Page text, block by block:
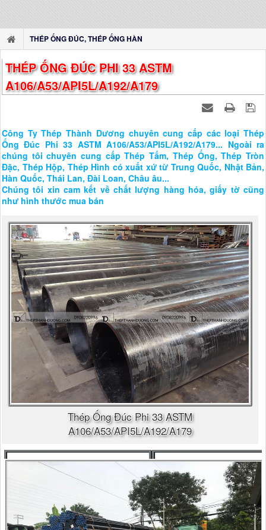
THÉP ỐNG ĐÚC, THÉP ỐNG HÀN
THÉP ỐNG ĐÚC PHI 33 ASTM
A106/A53/API5L/A192/A179
Công Ty Thép Thành Dương chuyên cung cấp các loại Thép
Ống Đúc Phi 33 ASTM A106/A53/API5L/A192/A179... Ngoài ra
chúng tôi chuyên cung cấp Thép Tấm, Thép Ống, Thép Tròn
Đặc, Thép Hộp, Thép Hình có xuất xứ từ Trung Quốc, Nhật Bản,
Hàn Quốc, Thái Lan, Đài Loan, Châu âu...
Chúng tôi xin cam kết về chất lượng hàng hóa, giấy tờ cũng
như hình thước mua bán
Thép Ống Đúc Phi 33 ASTM
A106/A53/API5L/A192/A179